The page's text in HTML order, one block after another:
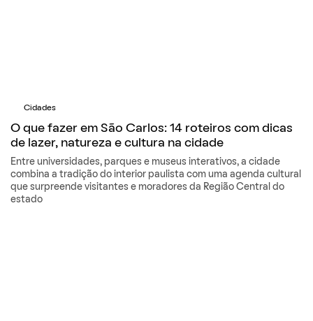
Cidades
O que fazer em São Carlos: 14 roteiros com dicas
de lazer, natureza e cultura na cidade
Entre universidades, parques e museus interativos, a cidade
combina a tradição do interior paulista com uma agenda cultural
que surpreende visitantes e moradores da Região Central do
estado